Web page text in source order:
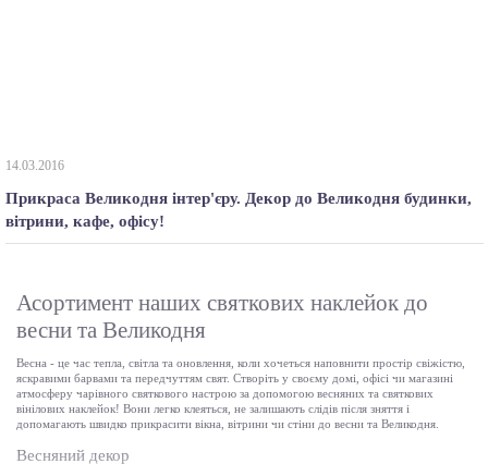
14.03.2016
Прикраса Великодня інтер'єру. Декор до Великодня будинки,
вітрини, кафе, офісу!
Асортимент наших святкових наклейок до
весни та Великодня
Весна - це час тепла, світла та оновлення, коли хочеться наповнити простір свіжістю,
яскравими барвами та передчуттям свят. Створіть у своєму домі, офісі чи магазині
атмосферу чарівного святкового настрою за допомогою весняних та святкових
вінілових наклейок! Вони легко клеяться, не залишають слідів після зняття і
допомагають швидко прикрасити вікна, вітрини чи стіни до весни та Великодня.
Весняний декор